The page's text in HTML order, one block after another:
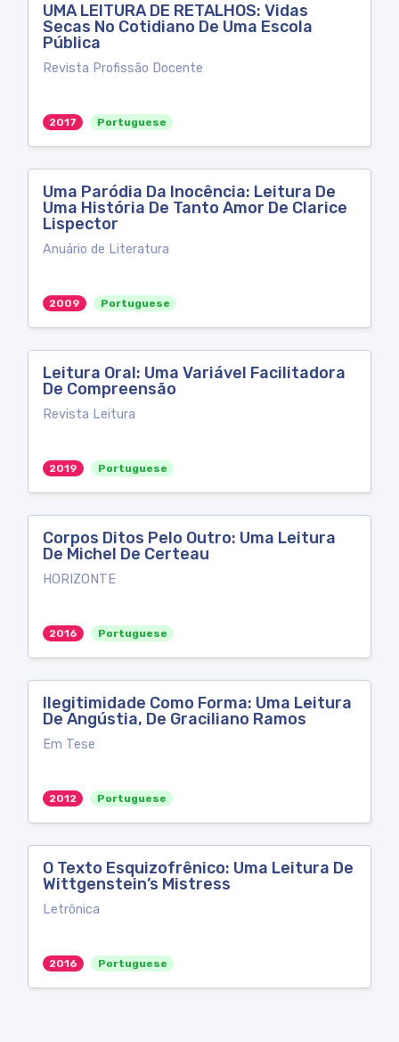
UMA LEITURA DE RETALHOS: Vidas
Secas No Cotidiano De Uma Escola
Pública
Revista Profissão Docente
2017 Portuguese
Uma Paródia Da Inocência: Leitura De
Uma História De Tanto Amor De Clarice
Lispector
Anuário de Literatura
2009 Portuguese
Leitura Oral: Uma Variável Facilitadora
De Compreensão
Revista Leitura
2019 Portuguese
Corpos Ditos Pelo Outro: Uma Leitura
De Michel De Certeau
HORIZONTE
2016 Portuguese
Ilegitimidade Como Forma: Uma Leitura
De Angústia, De Graciliano Ramos
Em Tese
2012 Portuguese
O Texto Esquizofrênico: Uma Leitura De
Wittgenstein’s Mistress
Letrônica
2016 Portuguese